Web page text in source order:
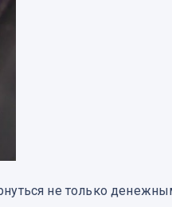
не только